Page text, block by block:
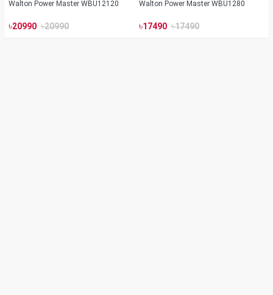
Walton Power Master WBU12120
৳20990 ৳20990
Walton Power Master WBU1280
৳17490 ৳17490